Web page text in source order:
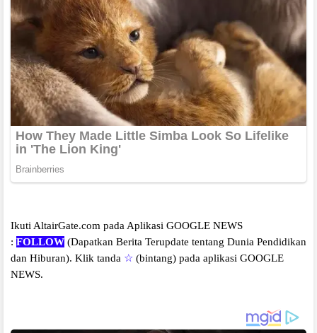
Ikuti AltairGate.com pada Aplikasi GOOGLE NEWS
: FOLLOW (Dapatkan Berita Terupdate tentang Dunia Pendidikan
dan Hiburan). Klik tanda ☆ (bintang) pada aplikasi GOOGLE
NEWS.